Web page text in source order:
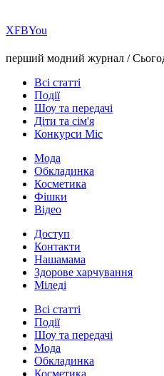
ХFBYou
перший модний журнал /
Всі статті
Події
Шоу та передачі
Діти та сім'я
Конкурси Міс
Мода
Обкладинка
Косметика
Фішки
Відео
Доступ
Контакти
Нашамама
Здорове харчування
Міледі
Всі статті
Події
Шоу та передачі
Мода
Обкладинка